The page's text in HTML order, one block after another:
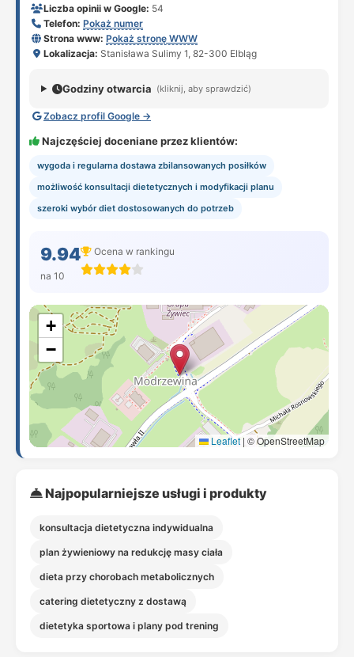
Liczba opinii w Google: 54
Telefon: Pokaż numer
Strona www: Pokaż stronę WWW
Lokalizacja: Stanisława Sulimy 1, 82-300 Elbląg
Godziny otwarcia (kliknij, aby sprawdzić)
Zobacz profil Google →
Najczęściej doceniane przez klientów:
wygoda i regularna dostawa zbilansowanych posiłków
możliwość konsultacji dietetycznych i modyfikacji planu
szeroki wybór diet dostosowanych do potrzeb
9.94
na 10
Ocena w rankingu
+
−
Leaflet | © OpenStreetMap
Najpopularniejsze usługi i produkty
konsultacja dietetyczna indywidualna
plan żywieniowy na redukcję masy ciała
dieta przy chorobach metabolicznych
catering dietetyczny z dostawą
dietetyka sportowa i plany pod trening